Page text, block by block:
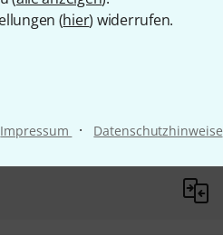
(hier) widerrufen.
Impressum · Datenschutzhinweise